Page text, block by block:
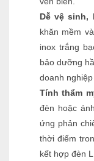
Dễ vệ sinh,
khăn mềm
inox trắng
bảo dưỡng
doanh
Tính thẩm
đèn hoặc
ứng phản
thời điểm
kết hợp đèn